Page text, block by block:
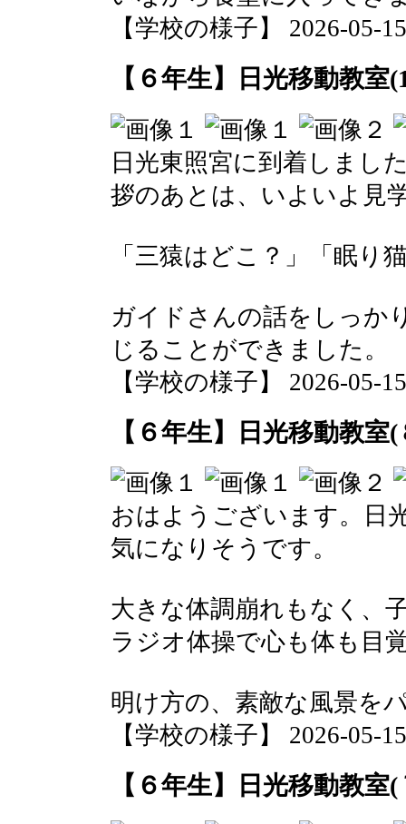
【学校の様子】 2026-05-
【６年生】日光移動教室
日光東照宮に到着しまし
拶のあとは、いよいよ見
「三猿はどこ？」「眠り
ガイドさんの話をしっか
じることができました。
【学校の様子】 2026-05-
【６年生】日光移動教室(
おはようございます。日
気になりそうです。
大きな体調崩れもなく、
ラジオ体操で心も体も目
明け方の、素敵な風景を
【学校の様子】 2026-05-
【６年生】日光移動教室(